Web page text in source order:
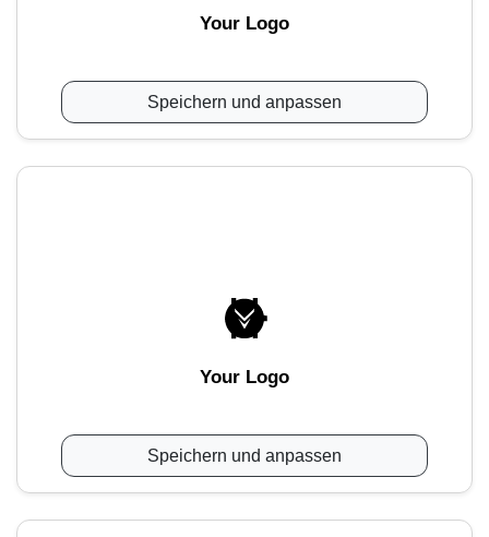
Your Logo
Speichern und anpassen
Your Logo
Speichern und anpassen